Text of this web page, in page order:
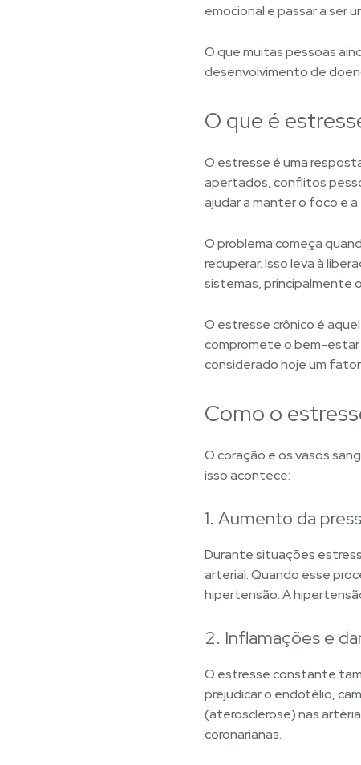
emocional e passar a ser
O que muitas pessoas
desenvolvimento de
O que é
O estresse é uma
apertados, conflitos
ajudar a manter o foco e
O problema começa
recuperar. Isso leva à
sistemas, principalmente
O estresse crônico é
compromete o bem-
considerado hoje um
Como o
O coração e os vasos
isso acontece:
1. Aumento da
Durante situações
arterial. Quando esse
hipertensão. A
2. Inflamações e
O estresse constante
prejudicar o endotélio,
(aterosclerose) nas
coronarianas.